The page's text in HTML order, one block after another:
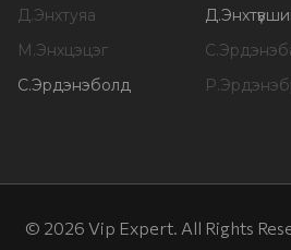
Д.Энхтуяа Д.
М.Энхцэцэг С.
С.Эрдэнэболд Р.
© 2026 Vip Expert. All Rights